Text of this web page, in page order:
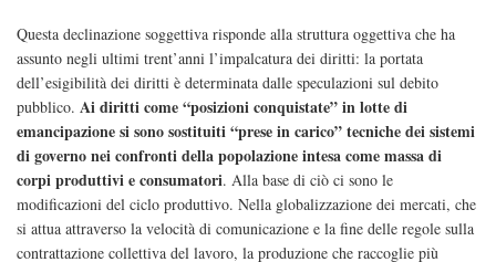
Questa declinazione soggettiva risponde alla struttura oggettiva che ha
assunto negli ultimi trent’anni l’impalcatura dei diritti: la portata
dell’esigibilità dei diritti è determinata dalle speculazioni sul debito
pubblico. Ai diritti come “posizioni conquistate” in lotte di
emancipazione si sono sostituiti “prese in carico” tecniche dei sistemi
di governo nei confronti della popolazione intesa come massa di
corpi produttivi e consumatori. Alla base di ciò ci sono le
modificazioni del ciclo produttivo. Nella globalizzazione dei mercati, che
si attua attraverso la velocità di comunicazione e la fine delle regole sulla
contrattazione collettiva del lavoro, la produzione che raccoglie più